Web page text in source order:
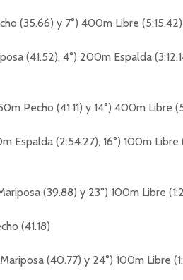
(35.66) y 7°) 400m Libre (5:15.42)
(41.52), 4°) 200m Espalda
Pecho (41.11) y 14°) 400m Libre
Espalda (2:54.27), 16°) 100m Libre
(39.88) y 23°) 100m Libre
(41.18)
(40.77) y 24°) 100m Libre